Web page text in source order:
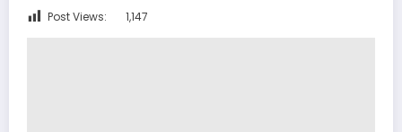
Post Views: 1,147